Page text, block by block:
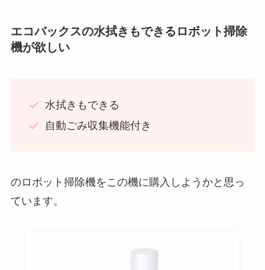
エコバックスの水拭きもできるロボット掃除
機が欲しい
水拭きもできる
自動ごみ収集機能付き
のロボット掃除機をこの機に購入しようかと思っ
ています。